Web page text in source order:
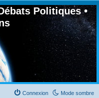
Politiques •
Mode sombre
Connexion